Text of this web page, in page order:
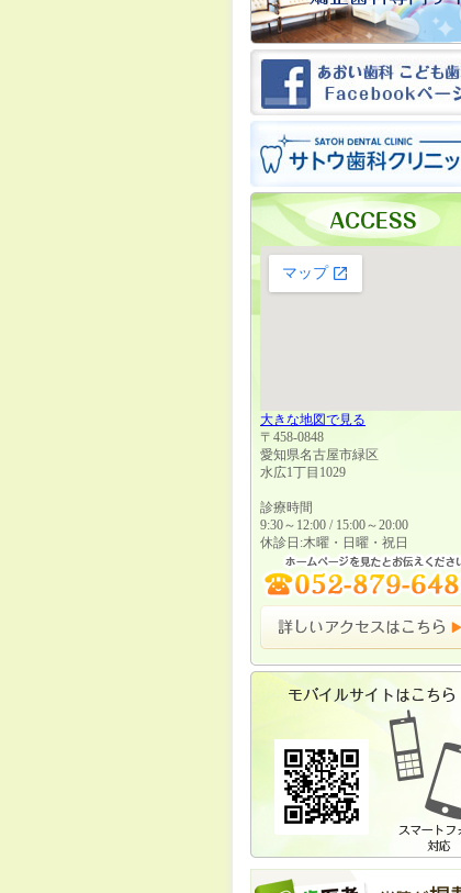
大きな地図で見る
〒458-0848
愛知県名古屋市緑区
水広1丁目1029
診療時間
9:30～12:00 / 15:00～20:00
休診日:木曜・日曜・祝日